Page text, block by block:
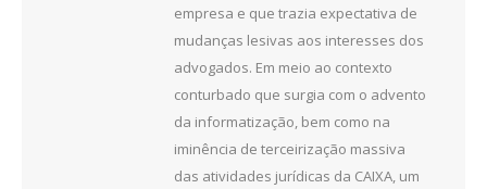
empresa e que trazia expectativa de
mudanças lesivas aos interesses dos
advogados. Em meio ao contexto
conturbado que surgia com o advento
da informatização, bem como na
iminência de terceirização massiva
das atividades jurídicas da CAIXA, um